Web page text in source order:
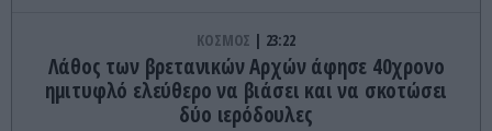
ΚΟΣΜΟΣ 23:22
Λάθος των βρετανικών Αρχών άφησε 40χρονο
ημιτυφλό ελεύθερο να βιάσει και να σκοτώσει
δύο ιερόδουλες